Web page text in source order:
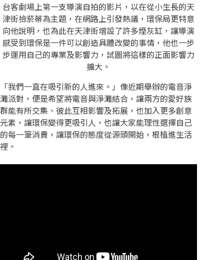
台客劇場上第一支導演自拍的影片，以在從小生長的天
津街撿菸蒂為主題，在網路上引發熱議，環保局更特意
向他說明，也為此在天津街增設了許多煙灰缸，讓導演
感受到環保是一件可以創造具體改變的事情，他也一步
步運用自己的專業及影響力，試圖將這樣的正面影響力
擴大。
「我們一直在吸引新的人進來。」像近期舉辦的電音淨
灘派對，便是希望將電音與淨灘結合，讓兩方的愛好族
群能有所交集、彼此互相影響及拓展，也加入更多創意
元素，讓環保變得更吸引人，也讓大家能理性選擇自己
的每一筆消費，讓環保的態度從源頭開始，根植進生活
裡。